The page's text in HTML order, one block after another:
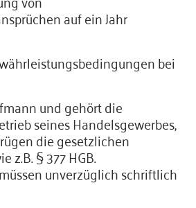
auf ein Jahr
bei
und gehört die
seines Handelsgewerbes,
die gesetzlichen
z.B. § 377 HGB.
unverzüglich schriftlich